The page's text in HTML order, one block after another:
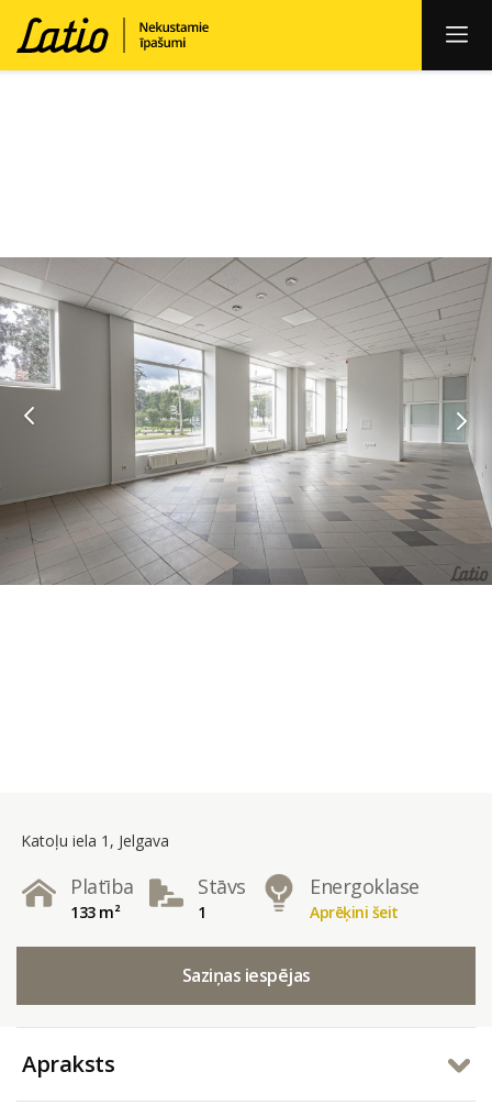
Katoļu iela 1, Jelgava
Platība
133 m²
Stāvs
1
Energoklase
Aprēķini šeit
Saziņas iespējas
Apraksts